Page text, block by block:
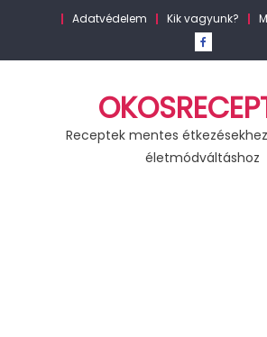
Adatvédelem Kik vagyunk?
Receptek mentes
életmódváltáshoz